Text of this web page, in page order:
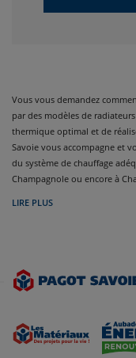
Vous vous demandez
par des modèles de
thermique optimal et de
Savoie vous accompagne et
du système de chauffage
Champagnole ou encore à
confort de vie. Grâce à un
pleines et a des appareils de
vous pourrez y faire votre
disponibles. Quel que soit
LIRE PLUS